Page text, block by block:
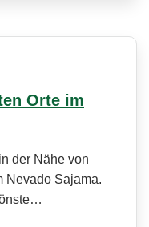
Orte im
der Nähe von
Nevado Sajama.